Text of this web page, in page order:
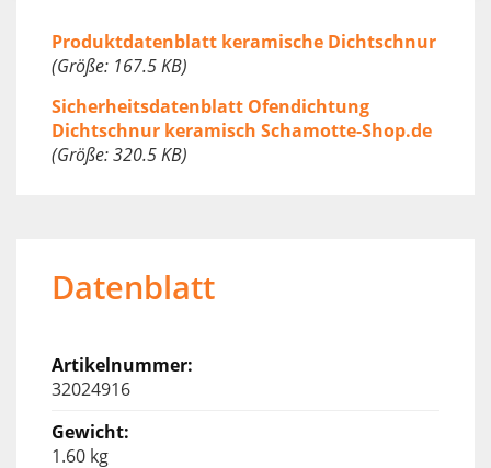
Produktdatenblatt keramische Dichtschnur
(Größe: 167.5 KB)
Sicherheitsdatenblatt Ofendichtung
Dichtschnur keramisch Schamotte-Shop.de
(Größe: 320.5 KB)
Datenblatt
32024916
1.60 kg